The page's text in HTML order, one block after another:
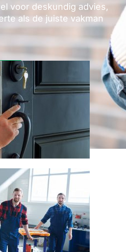
voor deskundig advies,
als de juiste vakman